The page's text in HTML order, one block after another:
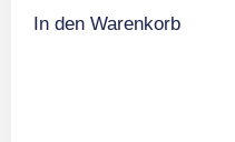
In den Warenkorb